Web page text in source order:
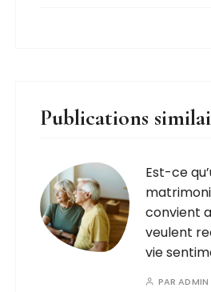
Publications
Est-ce
convient
veulent
vie
PARADMIN